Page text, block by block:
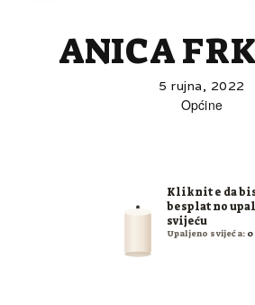
ANICA
5 rujna, 2022
Općine
Kliknite da
besplatno
svijeću
Upaljeno svijeća: 0